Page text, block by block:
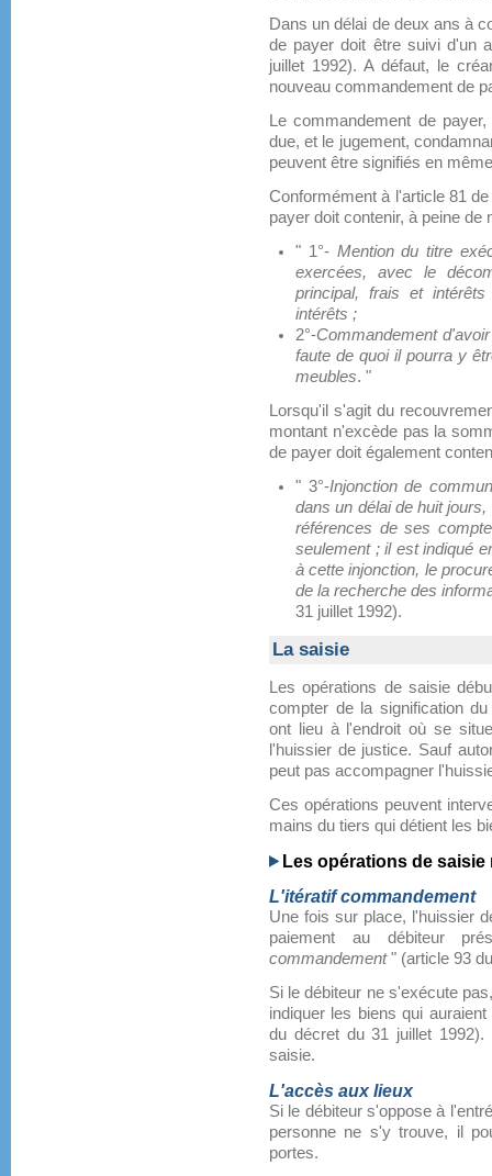
Dans un délai de deux ans à
de payer doit être suivi d'un
juillet 1992). A défaut, le
nouveau commandement de
Le commandement de
due, et le jugement,
peuvent être signifiés en
Conformément à l'article 81
payer doit contenir, à peine de
" 1°- Mention du titre
exercées, avec le
principal, frais et
intérêts ;
2°-Commandement
faute de quoi il pourra y
meubles. "
Lorsqu'il s'agit du
montant n'excède pas la
de payer doit également
" 3°-Injonction de
dans un délai de huit
références de ses
seulement ; il est indiqué
à cette injonction, le
de la recherche des
31 juillet 1992).
La saisie
Les opérations de saisie
compter de la signification
ont lieu à l'endroit où se
l'huissier de justice. Sauf
peut pas accompagner
Ces opérations peuvent
mains du tiers qui détient les
Les opérations de
L'itératif commandement
Une fois sur place, l'huissier
paiement au débiteur
commandement" (article 93
Si le débiteur ne s'exécute
indiquer les biens qui
du décret du 31 juillet
saisie.
L'accès aux lieux
Si le débiteur s'oppose à
personne ne s'y trouve, il
portes.